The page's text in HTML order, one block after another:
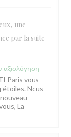
une
par la suite
αξιολόγηση
Paris vous
étoiles. Nous
La